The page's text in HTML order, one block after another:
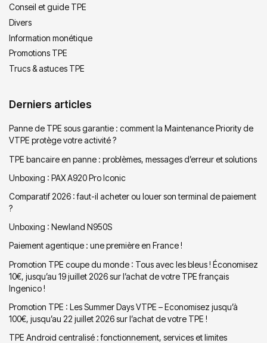
Conseil et guide TPE
Divers
Information monétique
Promotions TPE
Trucs & astuces TPE
Derniers articles
Panne de TPE sous garantie : comment la Maintenance Priority de
VTPE protège votre activité ?
TPE bancaire en panne : problèmes, messages d’erreur et solutions
Unboxing : PAX A920 Pro Iconic
Comparatif 2026 : faut-il acheter ou louer son terminal de paiement
?
Unboxing : Newland N950S
Paiement agentique : une première en France !
Promotion TPE coupe du monde : Tous avec les bleus ! Économisez
10€, jusqu’au 19 juillet 2026 sur l’achat de votre TPE français
Ingenico !
Promotion TPE : Les Summer Days VTPE – Economisez jusqu’à
100€, jusqu’au 22 juillet 2026 sur l’achat de votre TPE !
TPE Android centralisé : fonctionnement, services et limites